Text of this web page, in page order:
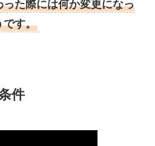
た際には何か変更になっ
です。
件